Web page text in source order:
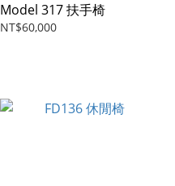
Model 317 扶手椅
NT$60,000